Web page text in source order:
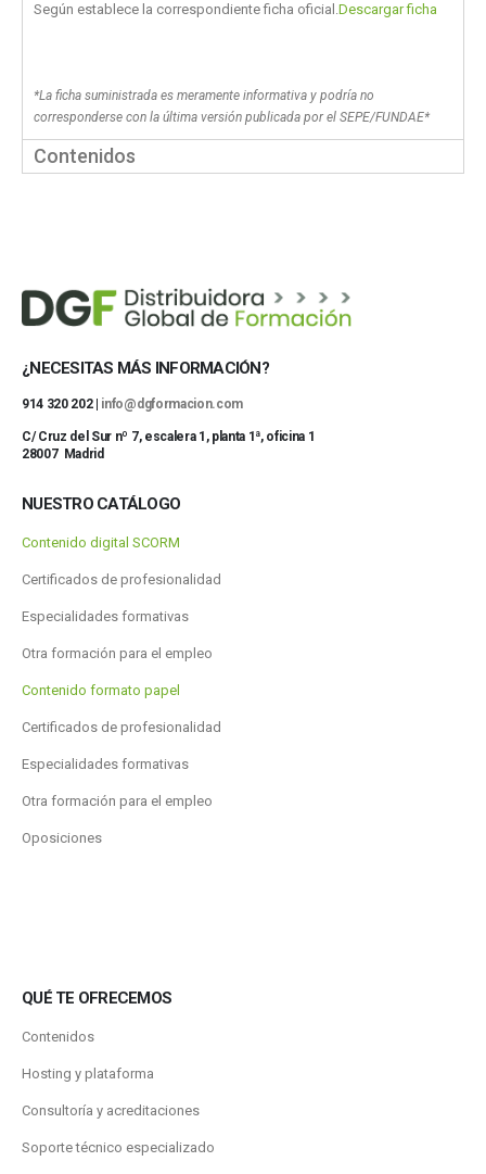
Según establece la correspondiente ficha oficial.Descargar ficha
*La ficha suministrada es meramente informativa y podría no
corresponderse con la última versión publicada por el SEPE/FUNDAE*
Contenidos
¿NECESITAS MÁS INFORMACIÓN?
914 320 202 | info@dgformacion.com
C/ Cruz del Sur nº 7, escalera 1, planta 1ª, oficina 1
28007 Madrid
NUESTRO CATÁLOGO
Contenido digital SCORM
Certificados de profesionalidad
Especialidades formativas
Otra formación para el empleo
Contenido formato papel
Certificados de profesionalidad
Especialidades formativas
Otra formación para el empleo
Oposiciones
QUÉ TE OFRECEMOS
Contenidos
Hosting y plataforma
Consultoría y acreditaciones
Soporte técnico especializado